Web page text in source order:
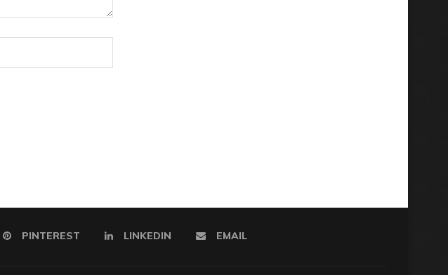
PINTEREST LINKEDIN EMAIL